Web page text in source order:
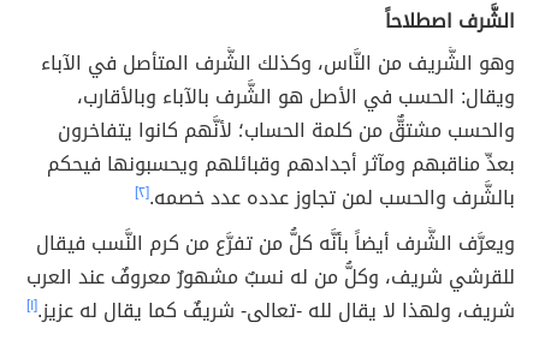
الشَّرف اصطلاحاً
وهو الشَّريف من النَّاس، وكذلك الشَّرف المتأصل في الآباء
ويقال: الحسب في الأصل هو الشَّرف بالآباء وبالأقارب،
والحسب مشتقٌّ من كلمة الحساب؛ لأنَّهم كانوا يتفاخرون
بعدِّ مناقبهم ومآثر أجدادهم وقبائلهم ويحسبونها فيحكم
بالشَّرف والحسب لمن تجاوز عدده عدد خصمه.[٢]
ويعرَّف الشَّرف أيضاً بأنَّه كلُّ من تفرَّع من كرم النَّسب فيقال
للقرشي شريف، وكلُّ من له نسبٌ مشهورٌ معروفٌ عند العرب
شريف، ولهذا لا يقال لله -تعالى- شريفٌ كما يقال له عزيز.[١]